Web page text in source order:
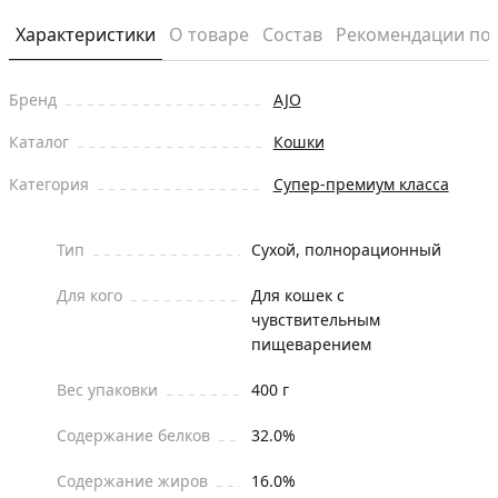
Характеристики О товаре Состав Рекомендации
Бренд
AJO
Каталог
Кошки
Категория
Супер-премиум класса
Тип Сухой, полнорационный
Для кого
Для кошек с
чувствительным
пищеварением
Вес упаковки 400 г
Содержание белков 32.0%
Содержание жиров 16.0%